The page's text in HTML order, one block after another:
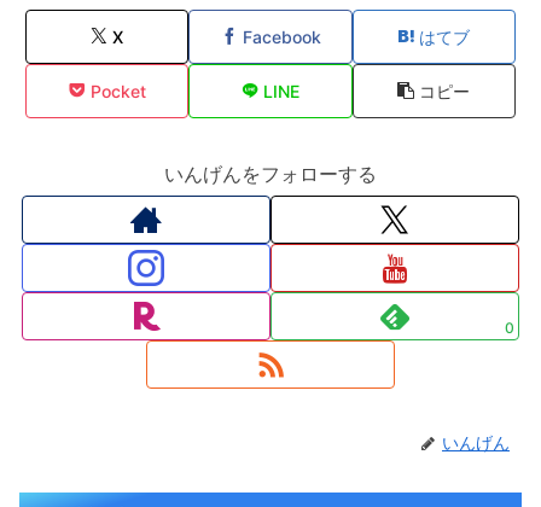
X Facebook はてブ
Pocket LINE コピー
いんげんをフォローする
0
いんげん